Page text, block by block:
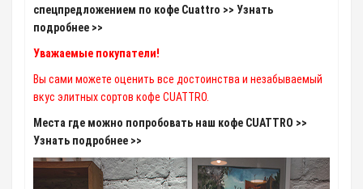
спецпредложением по кофе Cuattro >> Узнать
подробнее >>
Уважаемые покупатели!
Вы сами можете оценить все достоинства и незабываемый
вкус элитных сортов кофе CUATTRO.
Места где можно попробовать наш кофе CUATTRO >>
Узнать подробнее >>